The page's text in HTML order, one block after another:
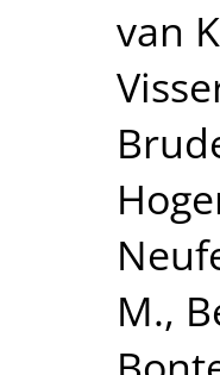
van
M.,